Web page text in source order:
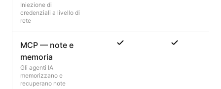
Iniezione di
credenziali a livello di
rete
MCP — note e
memoria
Gli agenti IA
memorizzano e
recuperano note